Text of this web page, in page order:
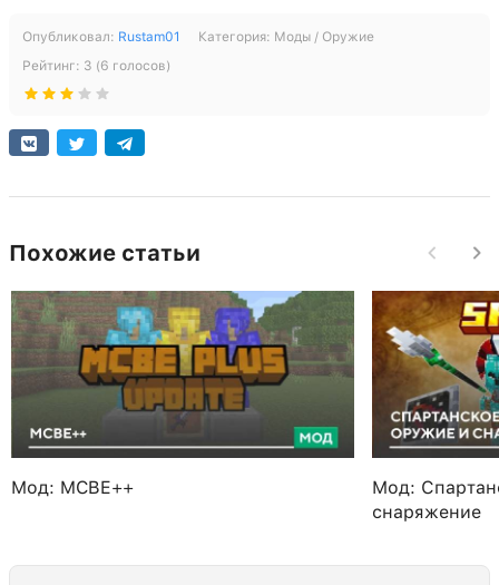
Опубликовал: Rustam01 Категория: Моды / Оружие
Рейтинг: 3 (6 голосов)
Похожие статьи
Мод: MCBE++
Мод:
снаряжение